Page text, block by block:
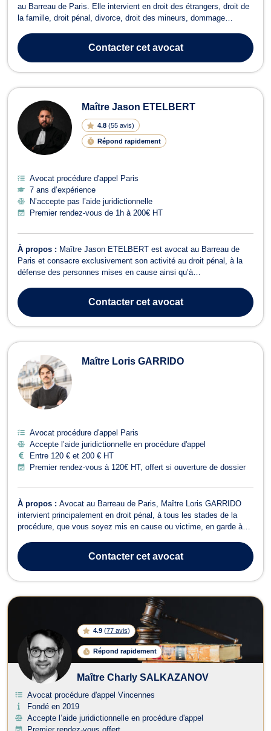
au Barreau de Paris. Elle intervient en droit des étrangers, droit de
la famille, droit pénal, divorce, droit des mineurs, dommage
GAYRAUD vous accompagne dans toutes vos démarches : Visa,
titre de séjour, régul...Contactercet avocat
Maître Jason ETELBERT
4.8 (55 avis)
Répond rapidement
Avocat procédure d'appel Paris
7 ans d’expérience
N’accepte pas l’aide juridictionnelle
Premier rendez-vous de 1h à 200€ HT
À propos : Maître Jason ETELBERT est avocat au Barreau de
Paris et consacre exclusivement son activité au droit pénal, à la
défense des personnes mises en cause ainsi qu’à
d’un Master 2 de Criminologie de l’Université Paris II Panthéon-
Assas ainsi que d’un Master 2 de Prat...
Contactercet avocat
Maître Loris GARRIDO
Avocat procédure d'appel Paris
Accepte l’aide juridictionnelle en procédure d'appel
Entre 120 € et 200 € HT
Premier rendez-vous à 120€ HT, offert si ouverture de dossier
À propos : Avocat au Barreau de Paris, Maître Loris GARRIDO
intervient principalement en droit pénal, à tous les stades de la
procédure, que vous soyez mis en cause ou victime, en garde à
cour criminelle ou la cour d’assises. Il prend en charge l’urgence
pénale (gar...
Contactercet avocat
4.9 (77 avis)
Répond rapidement
Maître Charly SALKAZANOV
Avocat procédure d'appel Vincennes
Fondé en 2019
Accepte l’aide juridictionnelle en procédure d'appel